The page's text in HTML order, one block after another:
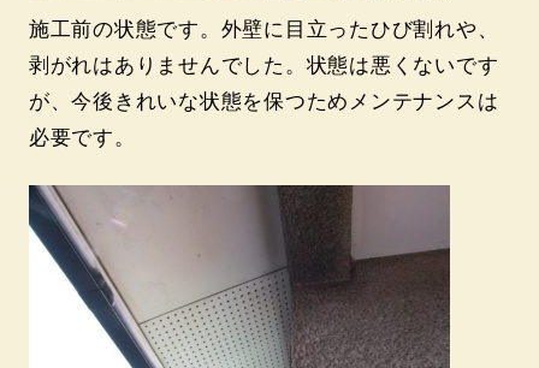
施工前の状態です。外壁に目立ったひび割れや、
剥がれはありませんでした。状態は悪くないです
が、今後きれいな状態を保つためメンテナンスは
必要です。